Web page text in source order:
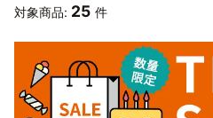
対象商品: 25 件